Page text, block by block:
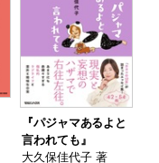
『パジャマあるよと
言われても』
大久保佳代子 著